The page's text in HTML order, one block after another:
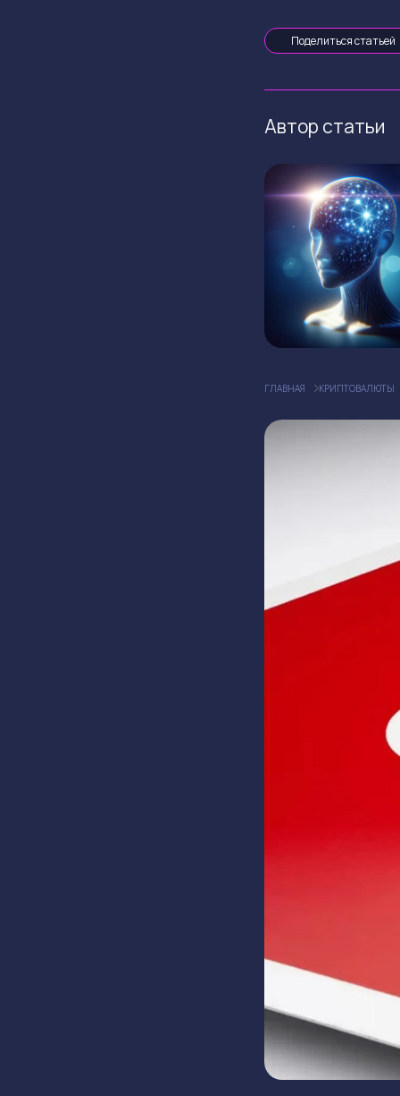
Поделиться статьей
Автор статьи
ГЛАВНАЯ КРИПТОВАЛЮТЫ